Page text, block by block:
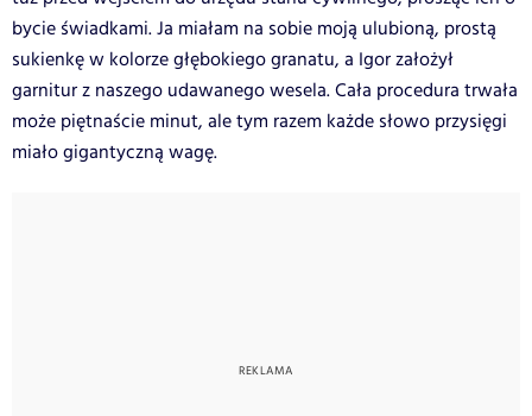
bycie świadkami. Ja miałam na sobie moją ulubioną, prostą
sukienkę w kolorze głębokiego granatu, a Igor założył
garnitur z naszego udawanego wesela. Cała procedura trwała
może piętnaście minut, ale tym razem każde słowo przysięgi
miało gigantyczną wagę.